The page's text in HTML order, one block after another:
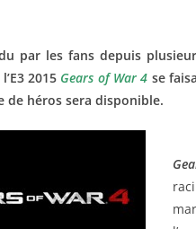
par les fans depuis
2015 Gears of War 4 se
de héros sera disponible.